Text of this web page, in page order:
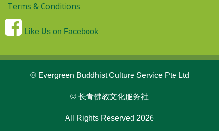
Terms & Conditions
Like Us on Facebook
© Evergreen Buddhist Culture Service Pte Ltd
© 长青佛教文化服务社
All Rights Reserved 2026